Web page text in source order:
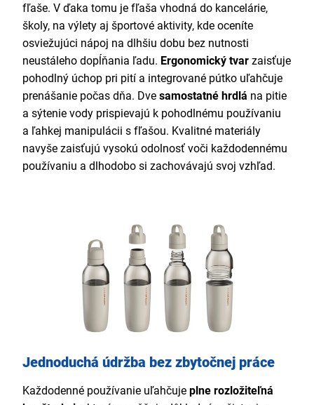
fľaše. V ďaka tomu je fľaša vhodná do kancelárie,
školy, na výlety aj športové aktivity, kde oceníte
osviežujúci nápoj na dlhšiu dobu bez nutnosti
neustáleho dopĺňania ľadu. Ergonomický tvar zaisťuje
pohodlný úchop pri pití a integrované pútko uľahčuje
prenášanie počas dňa. Dve samostatné hrdlá na pitie
a sýtenie vody prispievajú k pohodlnému používaniu
a ľahkej manipulácii s fľašou. Kvalitné materiály
navyše zaisťujú vysokú odolnosť voči každodennému
používaniu a dlhodobo si zachovávajú svoj vzhľad.
Jednoduchá údržba bez zbytočnej práce
Každodenné používanie uľahčuje plne rozložiteľná